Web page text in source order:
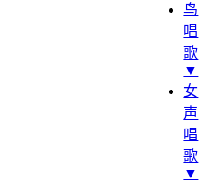
鸟
唱
歌
▼
女
声
唱
歌
▼